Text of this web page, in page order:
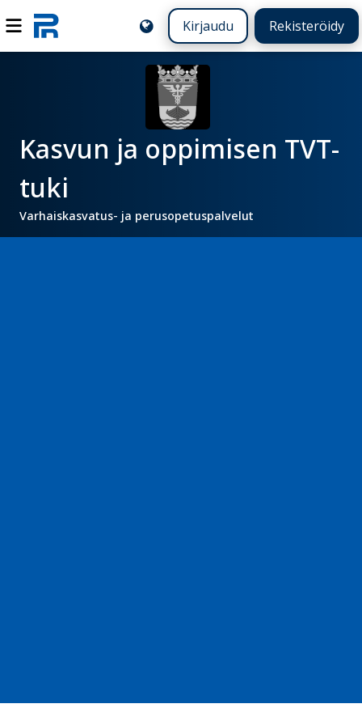
Kirjaudu Rekisteröidy
Kasvun ja oppimisen TVT-
tuki
Varhaiskasvatus- ja perusopetuspalvelut